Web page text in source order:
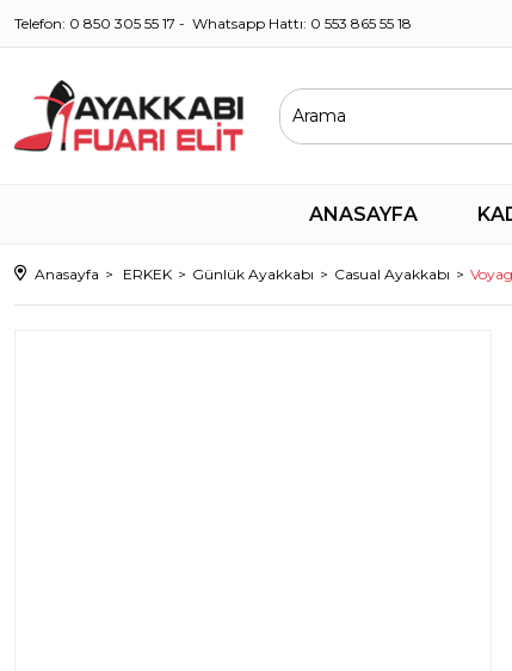
Telefon: 0 850 305 55 17 - Whatsapp Hattı: 0 553 865 55 18
ANASAYFA
Anasayfa ERKEK Günlük Ayakkabı Casual Ayakkabı